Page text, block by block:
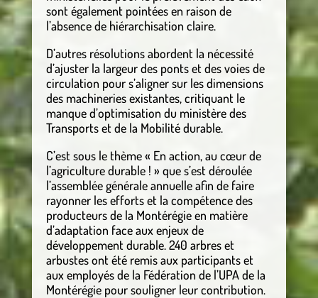
sont également pointées en raison de
l’absence de hiérarchisation claire.
D’autres résolutions abordent la nécessité
d’ajuster la largeur des ponts et des voies de
circulation pour s’aligner sur les dimensions
des machineries existantes, critiquant le
manque d’optimisation du ministère des
Transports et de la Mobilité durable.
C’est sous le thème « En action, au cœur de
l’agriculture durable ! » que s’est déroulée
l’assemblée générale annuelle afin de faire
rayonner les efforts et la compétence des
producteurs de la Montérégie en matière
d’adaptation face aux enjeux de
développement durable. 240 arbres et
arbustes ont été remis aux participants et
aux employés de la Fédération de l’UPA de la
Montérégie pour souligner leur contribution.